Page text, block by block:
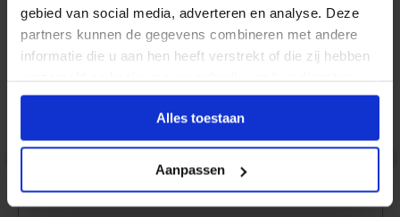
gebied van social media, adverteren en analyse. Deze
partners kunnen de gegevens combineren met andere
informatie die u aan hen heeft verstrekt of die zij hebben
Alles toestaan
Aanpassen
Normaal Wit
31-07-2026
Zeer goede kwaliteit en snelle levering.